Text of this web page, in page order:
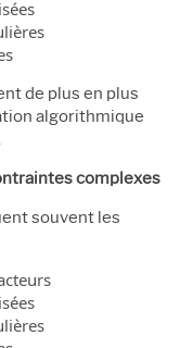
de plus en plus
algorithmique
complexes
souvent les